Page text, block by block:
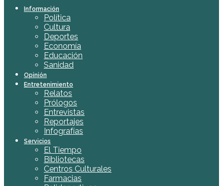
Información
Política
Cultura
Deportes
Economía
Educación
Sanidad
Opinión
Entretenimiento
Relatos
Prólogos
Entrevistas
Reportajes
Infografías
Servicios
El Tiempo
Bibliotecas
Centros Culturales
Farmacias